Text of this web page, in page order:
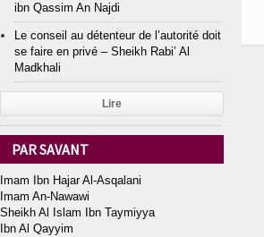
ibn Qassim An Najdi
Le conseil au détenteur de l’autorité doit
se faire en privé – Sheikh Rabi’ Al
Madkhali
Lire
PAR SAVANT
Imam Ibn Hajar Al-Asqalani
Imam An-Nawawi
Sheikh Al Islam Ibn Taymiyya
Ibn Al Qayyim